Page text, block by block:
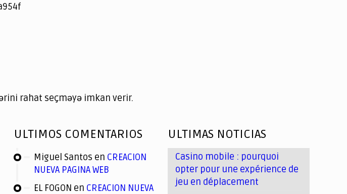
rahat seçməyə imkan verir.
ULTIMOS COMENTARIOS
Miguel Santos en CREACION
NUEVA PAGINA WEB
EL FOGON en CREACION NUEVA
ULTIMAS NOTICIAS
Casino mobile : pourquoi
opter pour une expérience de
jeu en déplacement